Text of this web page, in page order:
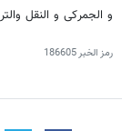
و الجمرکی و النقل
رمز الخبر186605